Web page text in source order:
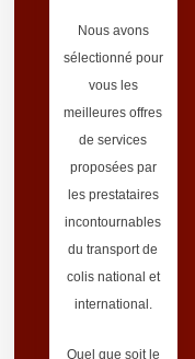
Nous avons
sélectionné pour
vous les
meilleures offres
de services
proposées par
les prestataires
incontournables
du transport de
colis national et
international.
Quel que soit le